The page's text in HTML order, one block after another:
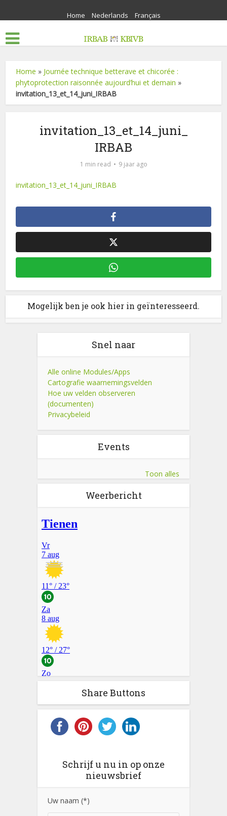
Home Nederlands Français
Home » Journée technique betterave et chicorée :
phytoprotection raisonnée aujourd’hui et demain »
invitation_13_et_14_juni_IRBAB
invitation_13_et_14_juni_
IRBAB
1 min read 9 jaar ago
invitation_13_et_14_juni_IRBAB
Mogelijk ben je ook hier in geïnteresseerd.
Snel naar
Alle online Modules/Apps
Cartografie waarnemingsvelden
Hoe uw velden observeren
(documenten)
Privacybeleid
Events
Toon alles
Weerbericht
Share Buttons
Schrijf u nu in op onze
nieuwsbrief
Uw naam (*)